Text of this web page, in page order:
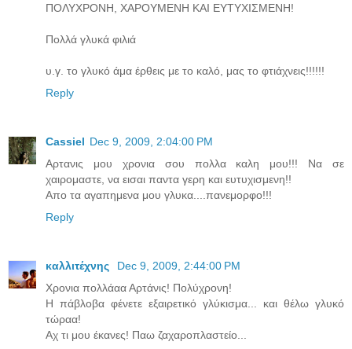
ΠΟΛΥΧΡΟΝΗ, ΧΑΡΟΥΜΕΝΗ ΚΑΙ ΕΥΤΥΧΙΣΜΕΝΗ!
Πολλά γλυκά φιλιά
υ.γ. το γλυκό άμα έρθεις με το καλό, μας το φτιάχνεις!!!!!!
Reply
Cassiel Dec 9, 2009, 2:04:00 PM
Αρτανις μου χρονια σου πολλα καλη μου!!! Να σε
χαιρομαστε, να εισαι παντα γερη και ευτυχισμενη!!
Απο τα αγαπημενα μου γλυκα....πανεμορφο!!!
Reply
καλλιτέχνης
Dec 9, 2009, 2:44:00 PM
Χρονια πολλάαα Αρτάνις! Πολύχρονη!
Η πάβλοβα φένετε εξαιρετικό γλύκισμα... και θέλω γλυκό
τώραα!
Αχ τι μου έκανες! Παω ζαχαροπλαστείο...